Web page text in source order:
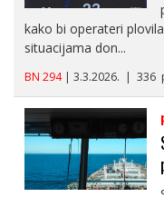
kako bi operateri
situacijama don...
BN 294 | 3.3.2026. | 336